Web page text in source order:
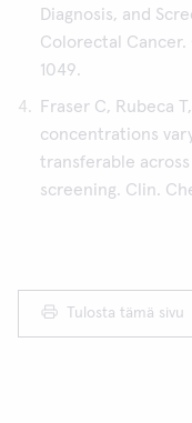
Diagnosis, and
Colorectal Cancer.
1049.
Fraser C, Rubeca
concentrations
transferable
screening. Clin.
Tulosta tämä sivu